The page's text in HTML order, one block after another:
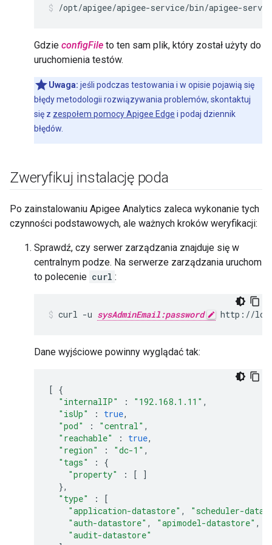
/opt/apigee/apigee-service/bin/apigee-
Gdzie configFile to ten sam plik, który został użyty do
uruchomienia testów.
Uwaga: jeśli podczas testowania i w opisie pojawią się
błędy metodologii rozwiązywania problemów, skontaktuj
się z zespołem pomocy Apigee Edge i podaj dziennik
błędów.
Zweryfikuj instalację poda
Po zainstalowaniu Apigee Analytics zaleca wykonanie tych
czynności podstawowych, ale ważnych kroków weryfikacji:
Sprawdź, czy serwer zarządzania znajduje się w
centralnym podze. Na serwerze zarządzania uruchom
to polecenie curl :
curl -u sysAdminEmail:password http://
Dane wyjściowe powinny wyglądać tak:
[ {
"internalIP"
: "192.168.1.11" ,
"isUp"
: true,
"pod"
: "central" ,
"reachable"
: true,
"region"
: "dc-1" ,
"tags"
:
{
"property"
: [
]
},
"type"
:
[
"application-datastore" ,
"scheduler-
"auth-datastore" , "apimodel-datastore" ,
"audit-datastore"